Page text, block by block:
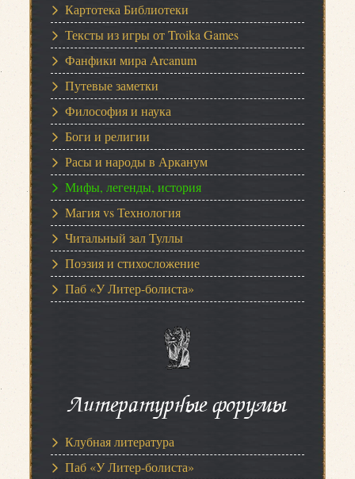
Картотека Библиотеки
Тексты из игры от Troika Games
Фанфики мира Arcanum
Путевые заметки
Философия и наука
Боги и религии
Расы и народы в Арканум
Мифы, легенды, история
Магия vs Технология
Читальный зал Туллы
Поэзия и стихосложение
Паб «У Литер-болиста»
Литературные форумы
Клубная литература
Паб «У Литер-болиста»